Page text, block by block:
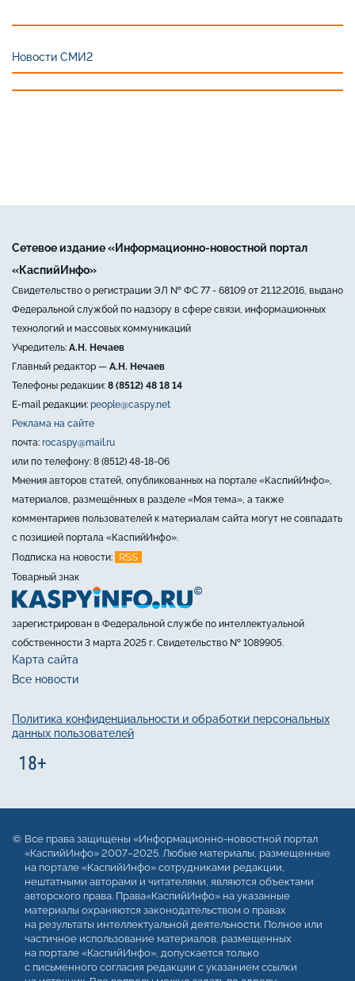
Новости СМИ2
Сетевое издание «Информационно-новостной портал
«КаспийИнфо»
Свидетельство о регистрации ЭЛ № ФС 77 - 68109 от 21.12.2016, выдано
Федеральной службой по надзору в сфере связи, информационных
технологий и массовых коммуникаций
Учредитель: А.Н. Нечаев
Главный редактор — А.Н. Нечаев
Телефоны редакции: 8 (8512) 48 18 14
E-mail редакции: people@caspy.net
Реклама на сайте
почта: rocaspy@mail.ru
или по телефону: 8 (8512) 48-18-06
Мнения авторов статей, опубликованных на портале «КаспийИнфо»,
материалов, размещённых в разделе «Моя тема», а также
комментариев пользователей к материалам сайта могут не совпадать
с позицией портала «КаспийИнфо».
Подписка на новости:
RSS
Товарный знак
зарегистрирован в Федеральной службе по интеллектуальной
собственности 3 марта 2025 г. Свидетельство № 1089905.
Карта сайта
Все новости
Политика конфиденциальности и обработки персональных
данных пользователей
Все права защищены «Информационно-новостной портал
«КаспийИнфо» 2007–2025. Любые материалы, размещенные
на портале «КаспийИнфо» сотрудниками редакции,
нештатными авторами и читателями, являются объектами
авторского права. Права«КаспийИнфо» на указанные
материалы охраняются законодательством о правах
на результаты интеллектуальной деятельности. Полное или
частичное использование материалов, размещенных
на портале «КаспийИнфо», допускается только
с письменного согласия редакции с указанием ссылки